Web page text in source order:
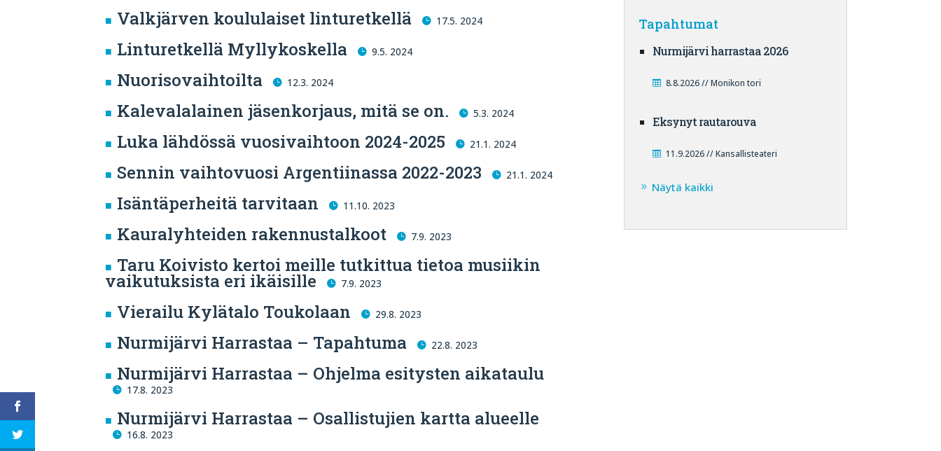
Valkjärven koululaiset linturetkellä 17.5. 2024
Linturetkellä Myllykoskella 9.5. 2024
Nuorisovaihtoilta 12.3. 2024
Kalevalalainen jäsenkorjaus, mitä se on. 5.3. 2024
Luka lähdössä vuosivaihtoon 2024-2025 21.1. 2024
Sennin vaihtovuosi Argentiinassa 2022-2023 21.1. 2024
Isäntäperheitä tarvitaan 11.10. 2023
Kauralyhteiden rakennustalkoot 7.9. 2023
Taru Koivisto kertoi meille tutkittua tietoa musiikin
vaikutuksista eri ikäisille 7.9. 2023
Vierailu Kylätalo Toukolaan 29.8. 2023
Nurmijärvi Harrastaa – Tapahtuma 22.8. 2023
Nurmijärvi Harrastaa – Ohjelma esitysten aikataulu
17.8. 2023
Nurmijärvi Harrastaa – Osallistujien kartta alueelle
16.8. 2023
Tapahtumat
Nurmijärvi harrastaa 2026
8.8.2026 // Monikon tori
Eksynyt rautarouva
11.9.2026 // Kansallisteateri
Näytä kaikki